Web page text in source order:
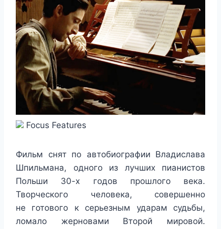
Focus Features
Фильм снят по автобиографии Владислава
Шпильмана, одного из лучших пианистов
Польши 30-х годов прошлого века.
Творческого человека, совершенно
не готового к серьезным ударам судьбы,
ломало жерновами Второй мировой.